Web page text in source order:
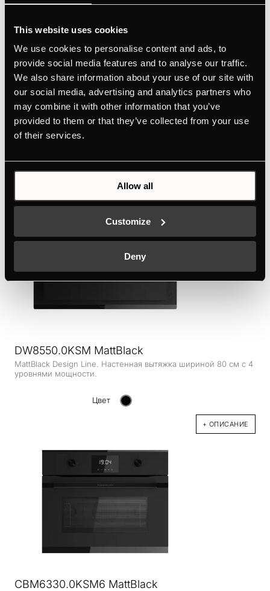
This website uses cookies
We use cookies to personalise content and ads, to
provide social media features and to analyse our traffic.
We also share information about your use of our site with
our social media, advertising and analytics partners who
may combine it with other information that you’ve
provided to them or that they’ve collected from your use
of their services.
Allow all
Customize
Deny
KI8550.0KSMR MattBlack
MattBlack Design Line. Индукционная варочная панель
шириной 80 см с 1 объединяемой зоной нагрева и системой
DW8550.0KSM MattBlack
MattBlack Design Line. Настенная вытяжка шириной 80 см с 4
уровнями мощности.
Цвет
+ ОПИСАНИЕ
CBM6330.0KSM6 MattBlack